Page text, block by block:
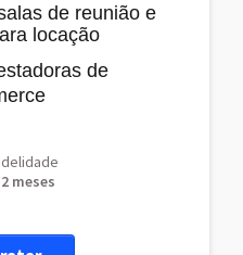
de reunião e
locação
de
meses